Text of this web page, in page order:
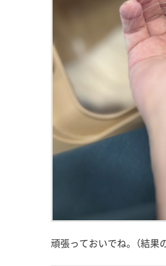
頑張っておいでね。（結果